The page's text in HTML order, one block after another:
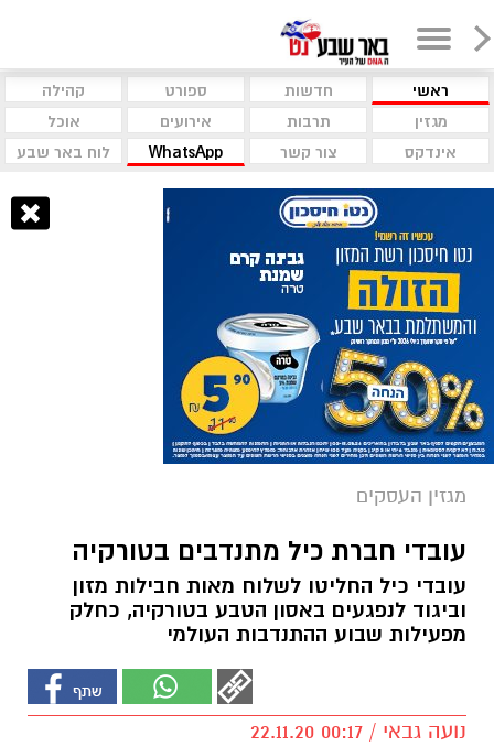
ראשי חדשות ספורט
קהילה
מגזין
תרבות אירועים
אוכל
אינדקס
צור קשר WhatsApp לוח באר שבע
מגזין העסקים
עובדי חברת כיל מתנדבים בטורקיה
עובדי כיל החליטו לשלוח מאות חבילות מזון
וביגוד לנפגעים באסון הטבע בטורקיה, כחלק
מפעילות שבוע ההתנדבות העולמי
נועה גבאי / 00:17 22.11.20